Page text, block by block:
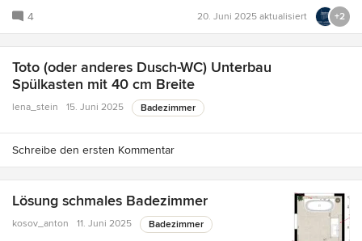
4 20. Juni 2025 aktualisiert +2
Toto (oder anderes Dusch-WC) Unterbau
Spülkasten mit 40 cm Breite
lena_stein 15. Juni 2025 Badezimmer
Schreibe den ersten Kommentar
Lösung schmales Badezimmer
kosov_anton 11. Juni 2025 Badezimmer